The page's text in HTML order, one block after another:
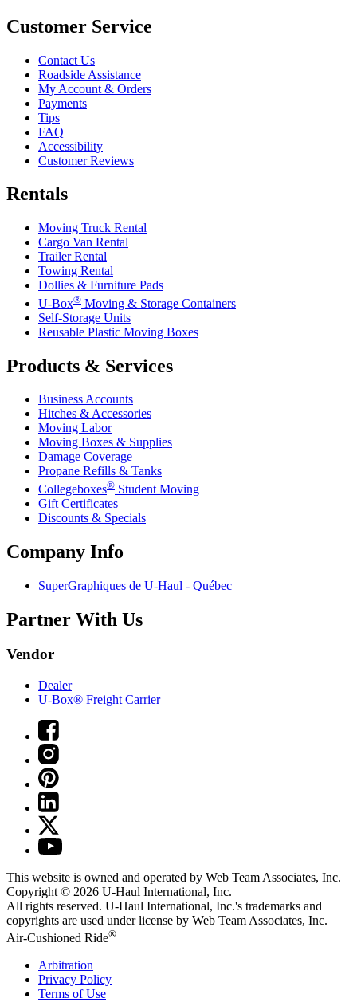
Customer Service
Contact Us
Roadside Assistance
My Account & Orders
Payments
Tips
FAQ
Accessibility
Customer Reviews
Rentals
Moving Truck Rental
Cargo Van Rental
Trailer Rental
Towing Rental
Dollies & Furniture Pads
U-Box® Moving & Storage Containers
Self-Storage Units
Reusable Plastic Moving Boxes
Products & Services
Business Accounts
Hitches & Accessories
Moving Labor
Moving Boxes & Supplies
Damage Coverage
Propane Refills & Tanks
Collegeboxes® Student Moving
Gift Certificates
Discounts & Specials
Company Info
SuperGraphiques de U-Haul - Québec
Partner With Us
Vendor
Dealer
U-Box® Freight Carrier
This website is owned and operated by Web Team Associates, Inc.
Copyright © 2026 U-Haul International, Inc.
All rights reserved. U-Haul International, Inc.'s trademarks and
copyrights are used under license by Web Team Associates, Inc.
Air-Cushioned Ride®
Arbitration
Privacy Policy
Terms of Use